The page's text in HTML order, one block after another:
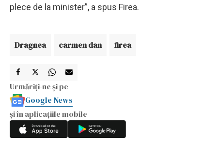
plece de la minister”, a spus Firea.
Dragnea carmen dan firea
Urmăriți-ne și pe
Google News
și în aplicațiile mobile